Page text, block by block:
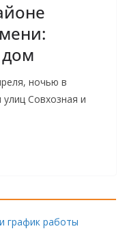
ночью в
Совхозная и
график работы